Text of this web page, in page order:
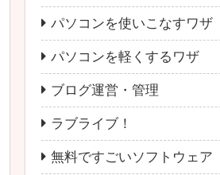
パソコンを使いこなすワザ
パソコンを軽くするワザ
ブログ運営・管理
ラブライブ！
無料ですごいソフトウェア